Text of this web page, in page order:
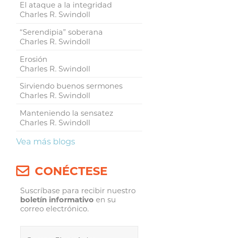
El ataque a la integridad
Charles R. Swindoll
“Serendipia” soberana
Charles R. Swindoll
Erosión
Charles R. Swindoll
Sirviendo buenos sermones
Charles R. Swindoll
Manteniendo la sensatez
Charles R. Swindoll
Vea más blogs
CONÉCTESE
Suscríbase para recibir nuestro
boletín informativo en su
correo electrónico.